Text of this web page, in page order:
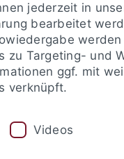
FORSCHUNG
jederzeit in
bearbeitet
zu Targeting- und
ggf. mit
verknüpft.
Videos